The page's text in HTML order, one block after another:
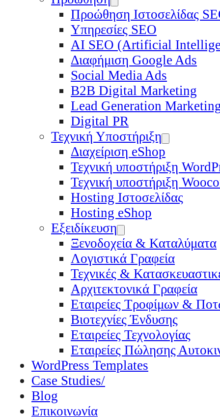
Προώθηση Ιστοσελίδας
Υπηρεσίες SEO
ΑΙ SEO (Artificial
Διαφήμιση Google Ads
Social Media Ads
B2B Digital Marketing
Lead Generation
Digital PR
Τεχνική Υποστήριξη
Διαχείριση eShop
Τεχνική υποστήριξη
Τεχνική υποστήριξη
Hosting Ιστοσελίδας
Hosting eShop
Εξειδίκευση
Ξενοδοχεία & Καταλύματα
Λογιστικά Γραφεία
Τεχνικές &
Αρχιτεκτονικά Γραφεία
Εταιρείες Τροφίμων &
Βιοτεχνίες Ένδυσης
Εταιρείες Τεχνολογίας
Εταιρείες Πώλησης
WordPress Templates
Case Studies/
Blog
Επικοινωνία